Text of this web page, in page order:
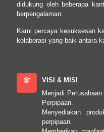
didukung oleh beberapa
berpengalaman.
Kami percaya kesuksesan
kolaborasi yang baik antara
VISI & MISI
Menjadi
Perpipaan.
Menyediakan
perpipaan.